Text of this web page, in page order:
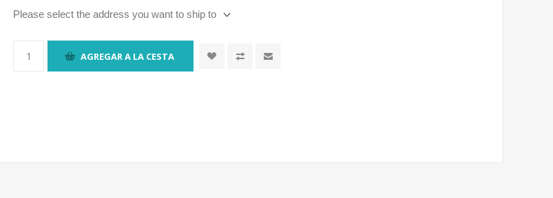
Please select the address you want to ship to
AGREGAR A LA CESTA